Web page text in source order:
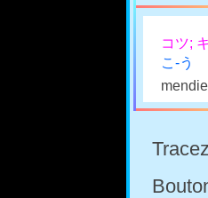
コツ;
こ-う